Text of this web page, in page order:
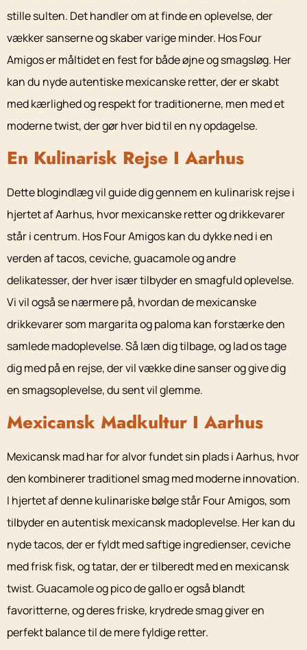
stille sulten. Det handler om at finde en oplevelse, der
vækker sanserne og skaber varige minder. Hos Four
Amigos er måltidet en fest for både øjne og smagsløg. Her
kan du nyde autentiske mexicanske retter, der er skabt
med kærlighed og respekt for traditionerne, men med et
moderne twist, der gør hver bid til en ny opdagelse.
En Kulinarisk Rejse I Aarhus
Dette blogindlæg vil guide dig gennem en kulinarisk rejse i
hjertet af Aarhus, hvor mexicanske retter og drikkevarer
står i centrum. Hos Four Amigos kan du dykke ned i en
verden af tacos, ceviche, guacamole og andre
delikatesser, der hver især tilbyder en smagfuld oplevelse.
Vi vil også se nærmere på, hvordan de mexicanske
drikkevarer som margarita og paloma kan forstærke den
samlede madoplevelse. Så læn dig tilbage, og lad os tage
dig med på en rejse, der vil vække dine sanser og give dig
en smagsoplevelse, du sent vil glemme.
Mexicansk Madkultur I Aarhus
Mexicansk mad har for alvor fundet sin plads i Aarhus, hvor
den kombinerer traditionel smag med moderne innovation.
I hjertet af denne kulinariske bølge står Four Amigos, som
tilbyder en autentisk mexicansk madoplevelse. Her kan du
nyde tacos, der er fyldt med saftige ingredienser, ceviche
med frisk fisk, og tatar, der er tilberedt med en mexicansk
twist. Guacamole og pico de gallo er også blandt
favoritterne, og deres friske, krydrede smag giver en
perfekt balance til de mere fyldige retter.